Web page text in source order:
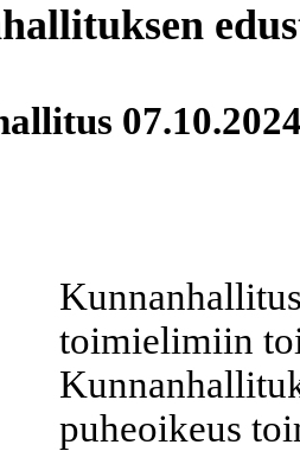
toimielimiin
puheoikeus